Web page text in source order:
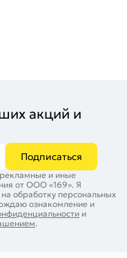
акций и
Подписаться
и иные
от ООО «169». Я
обработку персональных
ознакомление и
и
.